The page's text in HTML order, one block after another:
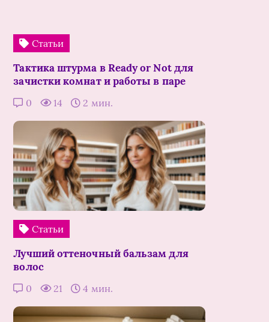
Статьи
Тактика штурма в Ready or Not для
зачистки комнат и работы в паре
0 14 2 мин.
Статьи
Лучший оттеночный бальзам для
волос
0 21 4 мин.